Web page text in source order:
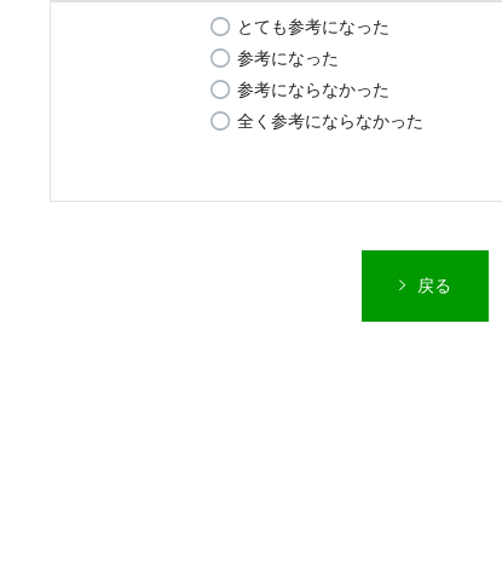
とても参考になった
参考になった
参考にならなかった
全く参考にならなかった
戻る